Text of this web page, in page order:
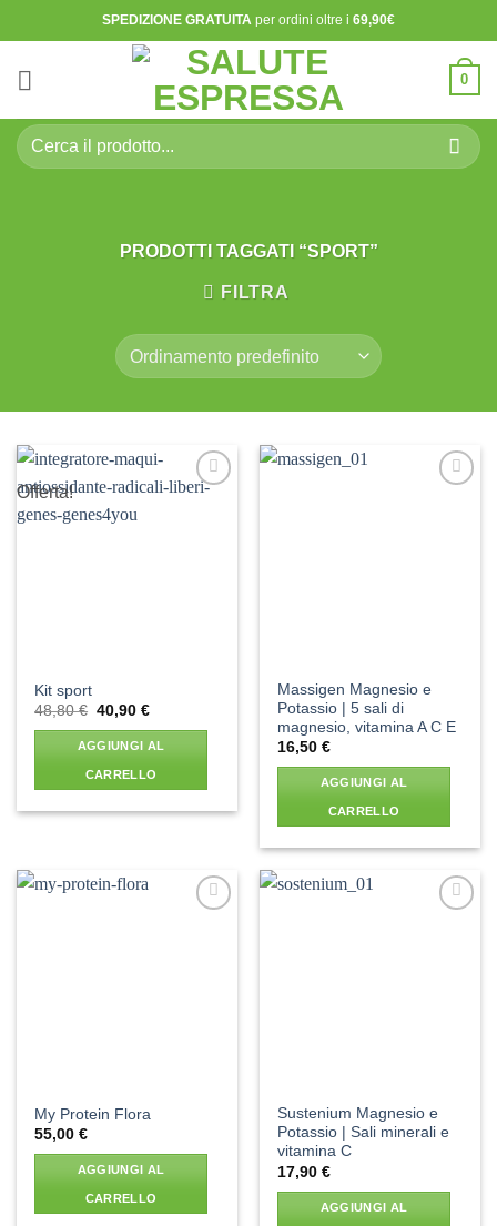
ai
contenuti
SPEDIZIONE GRATUITA per ordini oltre i 69,90€
0
Cerca:
PRODOTTI TAGGATI “SPORT”
FILTRA
Offerta!
Kit sport
48,80€ Il
originale
era:
48,80 €.
40,90€Il
attuale
è:
40,90 €.
AGGIUNGI AL
CARRELLO
Massigen Magnesio e
Potassio | 5 sali di
magnesio, vitamina A C E
16,50€
AGGIUNGI AL
CARRELLO
My Protein Flora
55,00€
AGGIUNGI AL
CARRELLO
Sustenium Magnesio e
Potassio | Sali minerali e
vitamina C
17,90€
AGGIUNGI AL